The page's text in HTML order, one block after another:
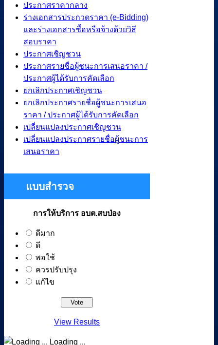
ประกาศราคากลาง
ร่างเอกสารประกวดราคา (e-Bidding)
และร่างเอกสารซื้อหรือจ้างด้วยวิธี
สอบราคา
ประกาศเชิญชวน
ประกาศรายชื่อผู้ชนะการเสนอราคา /
ประกาศผู้ได้รับการคัดเลือก
ยกเลิกประกาศเชิญชวน
ยกเลิกประกาศรายชื่อผู้ชนะการเสนอ
ราคา / ประกาศผู้ได้รับการคัดเลือก
เปลี่ยนแปลงประกาศเชิญชวน
เปลี่ยนแปลงประกาศรายชื่อผู้ชนะการ
เสนอราคา
แบบสำรวจ
การให้บริการ อบต.สบป่อง
ดีมาก
ดี
พอใช้
ควรปรับปรุง
แก้ไข
View Results
Loading ...